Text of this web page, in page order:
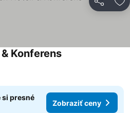
Zdieľať
Konferens
si presné
Zobraziť ceny